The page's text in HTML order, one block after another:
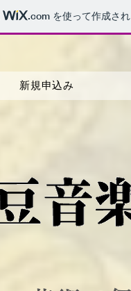
.com を使って作成さ
新規申込み